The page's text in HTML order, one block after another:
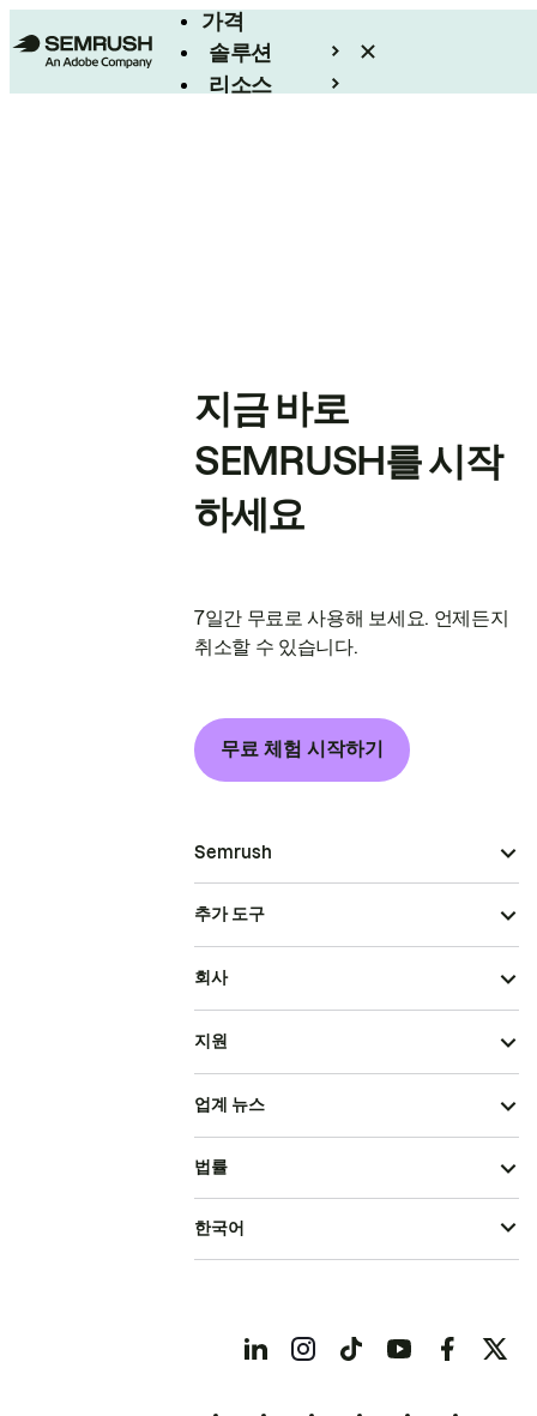
가격
솔루션
리소스
지금 바로
SEMRUSH를 시작
하세요
7일간 무료로 사용해 보세요. 언제든지
취소할 수 있습니다.
무료 체험 시작하기
Semrush
추가 도구
회사
지원
업계 뉴스
법률
한국어